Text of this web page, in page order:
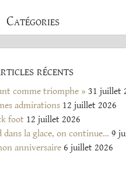
Catégories
récents
comme triomphe » 31 juillet
admirations 12 juillet 2026
foot 12 juillet 2026
dans la glace, on continue… 9
anniversaire 6 juillet 2026